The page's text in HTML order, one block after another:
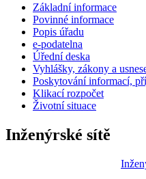
Základní informace
Povinné informace
Popis úřadu
e-podatelna
Úřední deska
Vyhlášky, zákony a
Poskytování informací,
Klikací rozpočet
Životní situace
Inženýrské sítě